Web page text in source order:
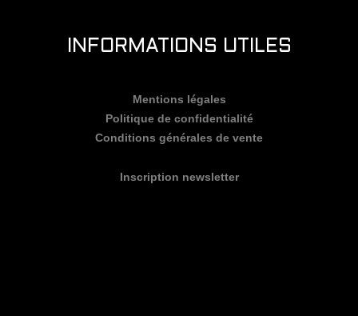
INFORMATIONS UTILES
Mentions légales
Politique de confidentialité
Conditions générales de vente
Inscription newsletter